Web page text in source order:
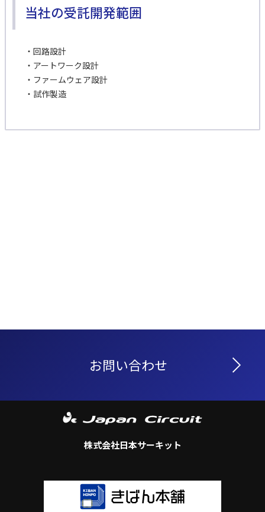
当社の受託開発範囲
・回路設計
・アートワーク設計
・ファームウェア設計
・試作製造
お問い合わせ
株式会社日本サーキット